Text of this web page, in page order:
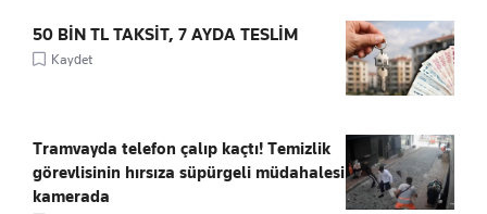
50 BİN TL TAKSİT, 7 AYDA TESLİM
Kaydet
Tramvayda telefon çalıp kaçtı! Temizlik
görevlisinin hırsıza süpürgeli müdahalesi
kamerada